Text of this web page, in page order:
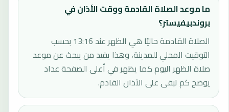
ما موعد الصلاة القادمة ووقت الأذان في
بروندبيفيستر؟
الصلاة القادمة حاليًا هي الظهر عند 13:16 بحسب
التوقيت المحلي للمدينة، وهذا يفيد من يبحث عن موعد
صلاة الظهر اليوم كما يظهر في أعلى الصفحة عداد
يوضح كم تبقى على الأذان القادم.